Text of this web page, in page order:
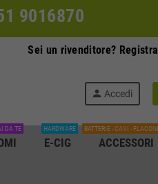
9016870
Sei un rivenditore?
person Accedi
DA TE
E-CIG
HARDWARE
ACCESSORI
BATTERIE - CAVI - FLACONI